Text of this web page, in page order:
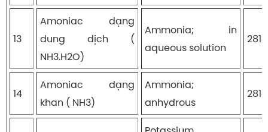
13
Amoniac dạng
dung dịch (
NH3.H2O)
Ammonia; in
aqueous solution
14
Amoniac dạng
khan ( NH3)
Ammonia;
anhydrous